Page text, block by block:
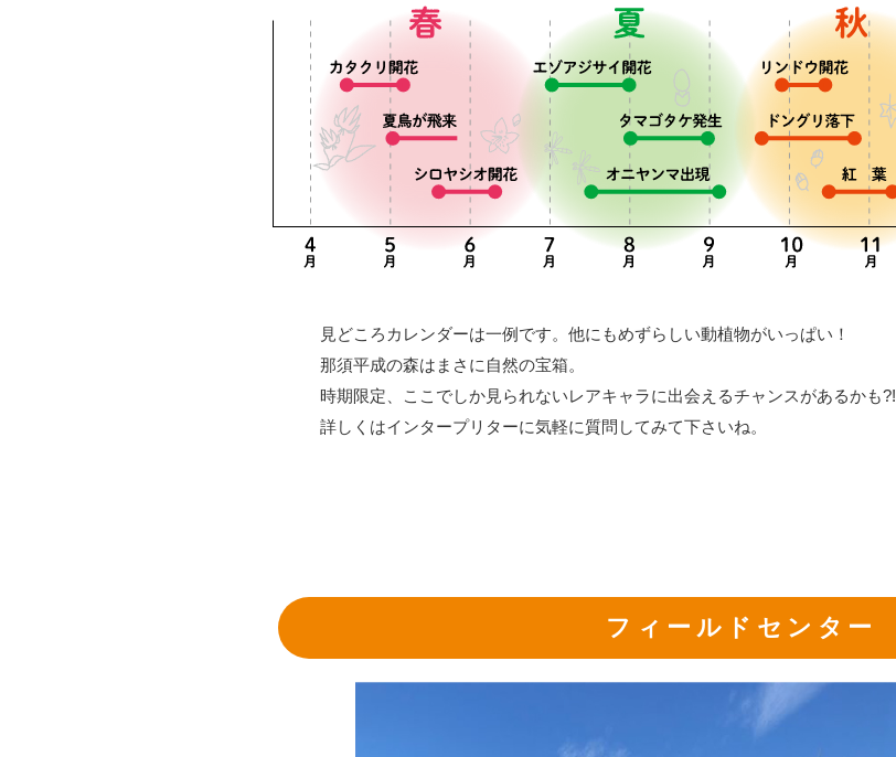
見どころカレンダーは一例です。他にもめずらしい動植物がいっぱい！
那須平成の森はまさに自然の宝箱。
時期限定、ここでしか見られないレアキャラに出会えるチャンスがあるかも?!
詳しくはインタープリターに気軽に質問してみて下さいね。
フィールドセンター